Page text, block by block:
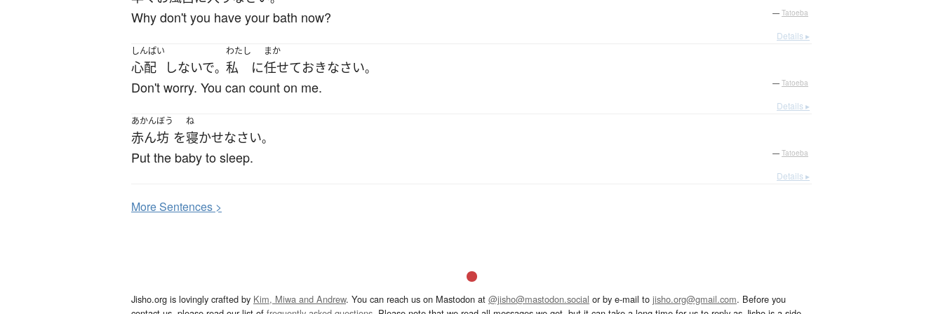
Why don't you have your bath now? — Tatoeba
Details ▸
しんぱい
心配 しないで。
わたし
私 に
まか
任せておきなさい。
Don't worry. You can count on me. — Tatoeba
Details ▸
あかんぼう
赤ん坊 を
ね
寝かせなさい。
Put the baby to sleep. — Tatoeba
Details ▸
MoreSentences >
Jisho.org is lovingly crafted by Kim, Miwa and Andrew. You can reach us on Mastodon at @jisho@mastodon.social or by e-mail to jisho.org@gmail.com. Before you